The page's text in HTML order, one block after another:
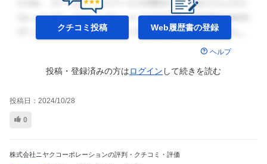
クチコミ投稿 Web履歴書の登録
ヘルプ
投稿・登録済みの方はログイン して続きを読む
投稿日： 2024/10/28
0
株式会社ニヤクコーポレーションの評判・クチコミ・評価